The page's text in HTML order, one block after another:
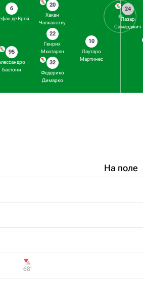
6
де Врей
95
Бастони
20
Хакан
Чалханоглу
22
Генрих
Мхитарян
32
Федерико
Димарко
10
Лаутаро
Мартинес
24
Лазар
Самарджич
На поле
68‎’‎